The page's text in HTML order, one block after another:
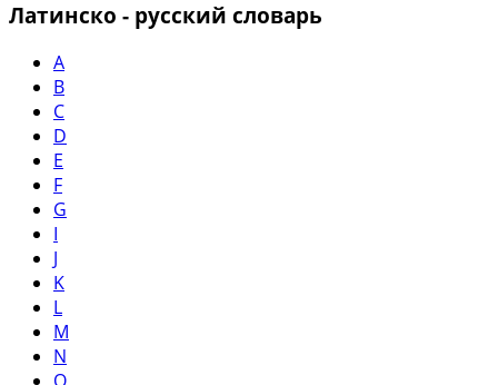
Латинско - русский словарь
A
B
C
D
E
F
G
I
J
K
L
M
N